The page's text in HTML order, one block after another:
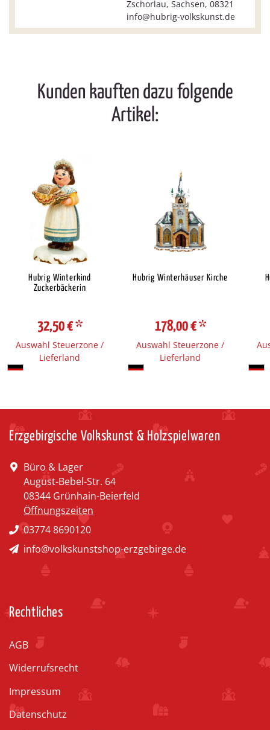
Zschorlau, Sachsen, 08321
info@hubrig-volkskunst.de
Kunden kauften dazu folgende
Artikel:
Hubrig Winterkind
Zuckerbäckerin
32,50 €*
Auswahl Steuerzone /
Lieferland
Hubrig Winterhäuser Kirche
178,00 €*
Auswahl Steuerzone /
Lieferland
Erzgebirgische Volkskunst & Holzspielwaren
Büro & Lager
August-Bebel-Str. 64
08344 Grünhain-Beierfeld
Öffnungszeiten
03774 8690120
info@volkskunstshop-erzgebirge.de
Rechtliches
AGB
Widerrufsrecht
Impressum
Datenschutz